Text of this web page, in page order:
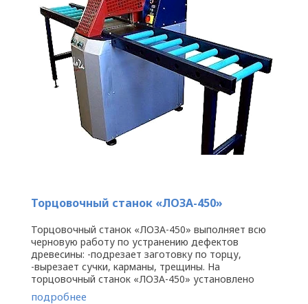
Торцовочный станок «ЛОЗА-450»
Торцовочный станок «ЛОЗА-450» выполняет всю
черновую работу по устранению дефектов
древесины: -подрезает заготовку по торцу,
-вырезает сучки, карманы, трещины. На
торцовочный станок «ЛОЗА-450» установлено
пневмооборудование итальянской фирмы ...
подробнее